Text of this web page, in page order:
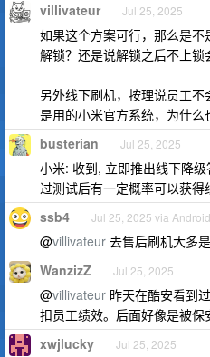
villivateur Jul 25, 2025
如果这个方案可行，那么是
解锁？还是说解锁之后不上锁
另外线下刷机，按理说员工
是用的小米官方系统，为什么
busterian Jul 25, 2025
小米: 收到, 立即推出线下降
过测试后有一定概率可以获得
ssb4 Jul 25, 2025 via Android
@villivateur 去售后刷机大多
WanzizZ Jul 25, 2025
@villivateur 昨天在酷安看到
扣员工绩效。后面好像是被保
xwjlucky Jul 25, 2025